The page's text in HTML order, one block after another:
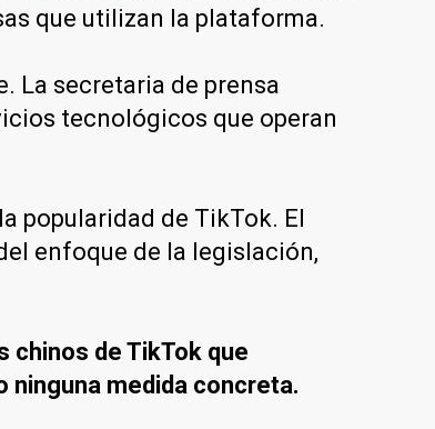
que utilizan la plataforma.
La secretaria de prensa
tecnológicos que operan
popularidad de TikTok. El
enfoque de la legislación,
chinos de TikTok que
ninguna medida concreta.